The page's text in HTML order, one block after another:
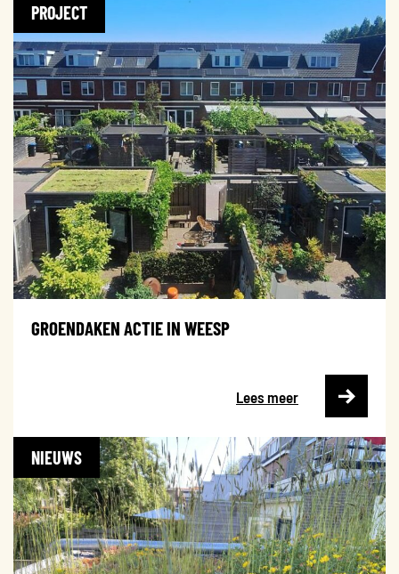
PROJECT
GROENDAKEN ACTIE IN WEESP
Lees meer
NIEUWS